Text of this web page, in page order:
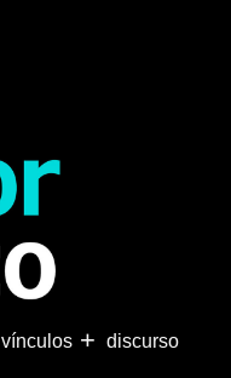
+
vínculos discurso